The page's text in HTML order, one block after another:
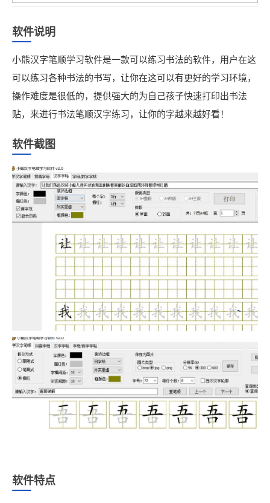
软件说明
小熊汉字笔顺学习软件是一款可以练习书法的软件，用户在这
可以练习各种书法的书写，让你在这可以有更好的学习环境，
操作难度是很低的，提供强大的为自己孩子快速打印出书法
贴，来进行书法笔顺汉字练习，让你的字越来越好看！
软件截图
软件特点